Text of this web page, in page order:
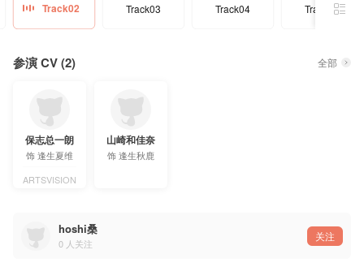
Track02 Track03 Track04 Track06
参演 CV (2) 全部
保志总一朗
饰逢生夏维
ARTSVISION
山崎和佳奈
饰逢生秋鹿
hoshi桑
0 人关注
关注